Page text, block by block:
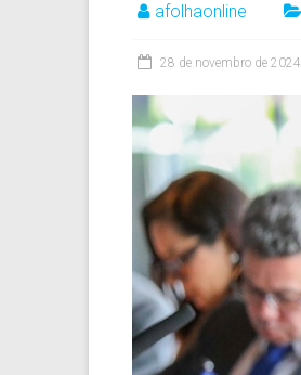
afolhaonline
28 de novembro de 2024